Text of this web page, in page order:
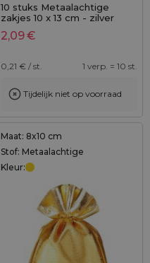
10 stuks Metaalachtige
zakjes 10 x 13 cm - zilver
metallic
2,09€
0,21 € / st. 1 verp. = 10 st.
Tijdelijk niet op voorraad
Maat: 8x10 cm
Stof: Metaalachtige
Kleur: